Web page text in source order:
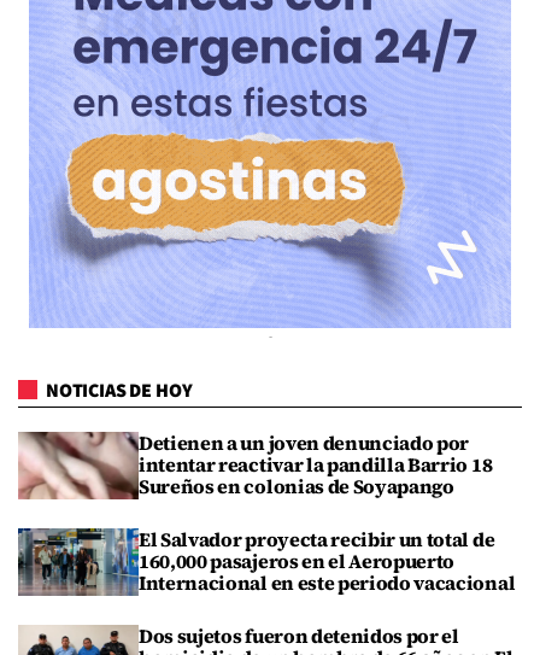
NOTICIAS DE HOY
Detienen a un joven denunciado por
intentar reactivar la pandilla Barrio 18
Sureños en colonias de Soyapango
El Salvador proyecta recibir un total de
160,000 pasajeros en el Aeropuerto
Internacional en este periodo vacacional
Dos sujetos fueron detenidos por el